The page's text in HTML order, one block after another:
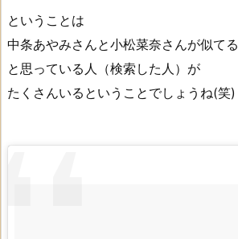
ということは
中条あやみさんと小松菜奈さんが似てる
と思っている人（検索した人）が
たくさんいるということでしょうね(笑)